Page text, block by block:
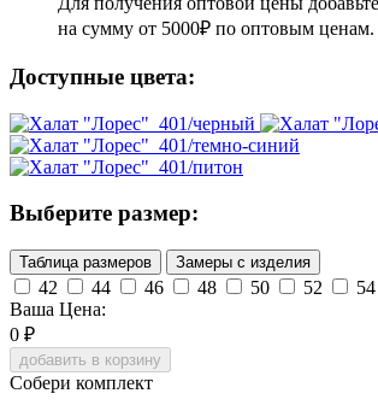
на сумму от 5000₽ по оптовым ценам.
Доступные цвета:
Выберите размер:
Таблица размеров Замеры с изделия
42 44 46 48 50 52 54
Ваша Цена:
0 ₽
добавить в корзину
Собери комплект